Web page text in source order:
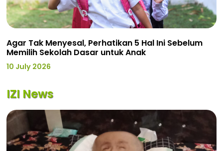
Agar Tak Menyesal, Perhatikan 5 Hal Ini Sebelum
Memilih Sekolah Dasar untuk Anak
10 July 2026
IZI News